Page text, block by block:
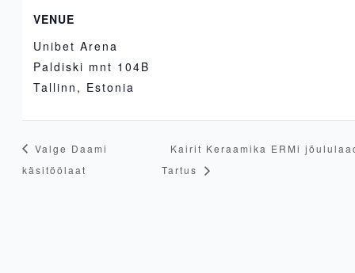
VENUE
Unibet Arena
Paldiski mnt 104B
Tallinn , Estonia
Valge Daami
käsitöölaat
Kairit Keraamika ERMi
Tartus